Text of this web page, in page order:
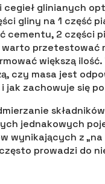
cegieł glinianych
gliny na 1 część
cementu, 2 części
warto przetestować
większą ilość.
czy masa jest
jak zachowuje się
jednakowych
wynikających z „na
prowadzi do